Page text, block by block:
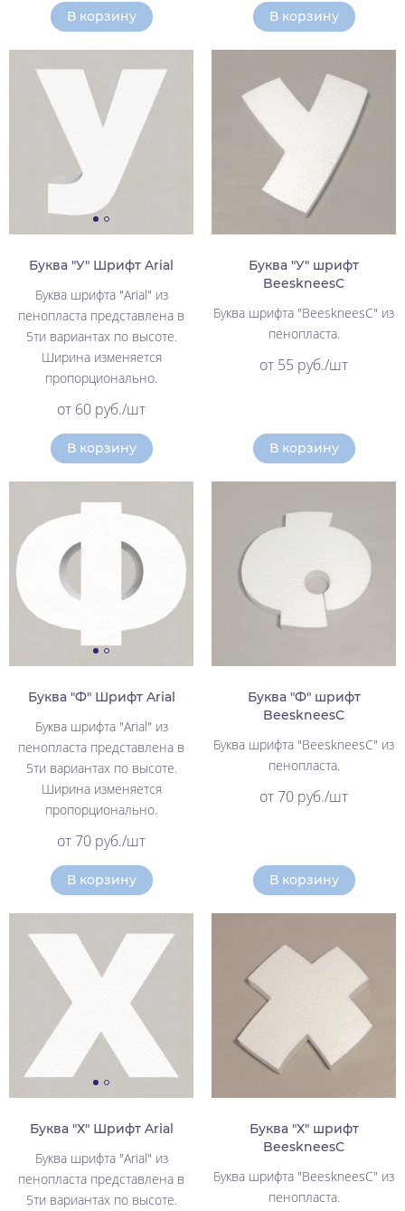
В корзину В корзину
Буква "У" Шрифт Arial
Буква шрифта "Arial" из
пенопласта представлена в
5ти вариантах по высоте.
Ширина изменяется
пропорционально.
от 60 руб./шт
В корзину
Буква "У" шрифт
BeeskneesC
Буква шрифта "BeeskneesC" из
пенопласта.
от 55 руб./шт
В корзину
Буква "Ф" Шрифт Arial
Буква шрифта "Arial" из
пенопласта представлена в
5ти вариантах по высоте.
Ширина изменяется
пропорционально.
от 70 руб./шт
В корзину
Буква "Ф" шрифт
BeeskneesC
Буква шрифта "BeeskneesC" из
пенопласта.
от 70 руб./шт
В корзину
Буква "Х" Шрифт Arial
Буква шрифта "Arial" из
пенопласта представлена в
5ти вариантах по высоте.
Буква "Х" шрифт
BeeskneesC
Буква шрифта "BeeskneesC" из
пенопласта.